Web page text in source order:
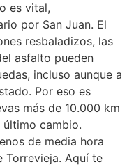
es vital,
por San Juan. El
resbaladizos, las
asfalto pueden
incluso aunque a
Por eso es
más de 10.000 km
último cambio.
de media hora
Torrevieja. Aquí te